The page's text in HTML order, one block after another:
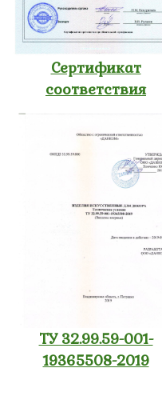
Сертификат
соответствия
ТУ 32.99.59-001-
19365508-2019